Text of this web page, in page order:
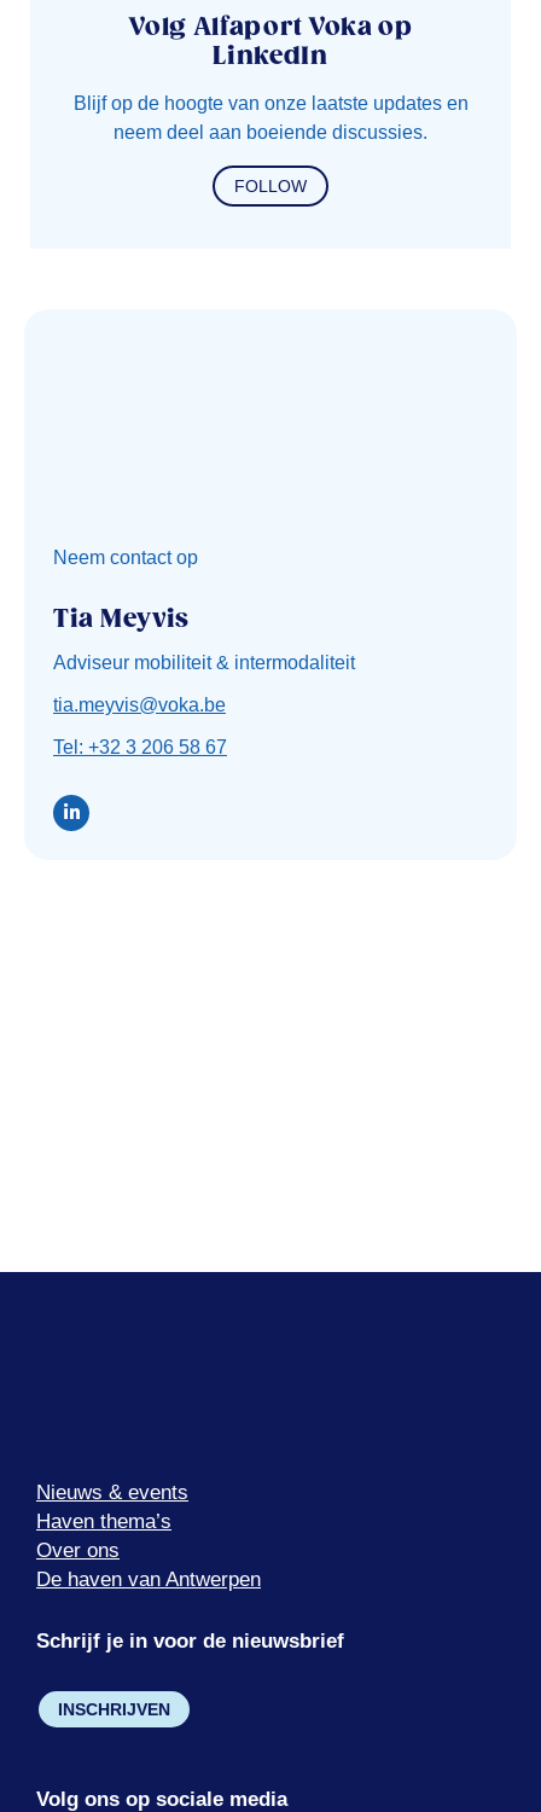
Volg Alfaport Voka op
LinkedIn
Blijf op de hoogte van onze laatste updates en
neem deel aan boeiende discussies.
FOLLOW
Neem contact op
Tia Meyvis
Adviseur mobiliteit & intermodaliteit
tia.meyvis@voka.be
Tel: +32 3 206 58 67
Nieuws & events
Haven thema’s
Over ons
De haven van Antwerpen
Schrijf je in voor de nieuwsbrief
INSCHRIJVEN
Volg ons op sociale media